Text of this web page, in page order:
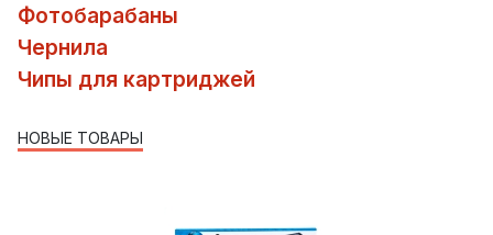
Фотобарабаны
Чернила
Чипы для картриджей
НОВЫЕ ТОВАРЫ